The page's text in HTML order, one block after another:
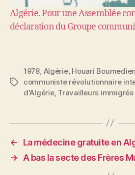
Algérie. Pour une Assemblée
déclaration du Groupe
Étiquettes
1978, Algérie, Houari
communiste révolutionnaire
d'Algérie, Travailleurs
←
La médecine gratuite en
→
A bas la secte des Frères